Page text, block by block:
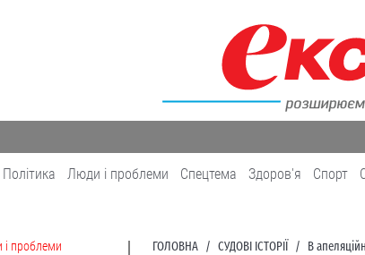
Політика Люди і проблеми Спецтема Здоров'я Cпорт
ГОЛОВНА СУДОВІ ІСТОРІЇ В
проблеми